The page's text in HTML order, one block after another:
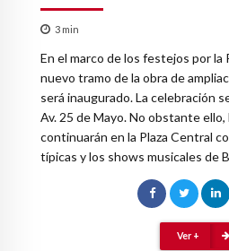
3 min
En el marco de los festejos por la
nuevo tramo de la obra de
será inaugurado. La celebración
Av. 25 de Mayo. No obstante
continuarán en la Plaza Central
típicas y los shows musicales de
Ver +